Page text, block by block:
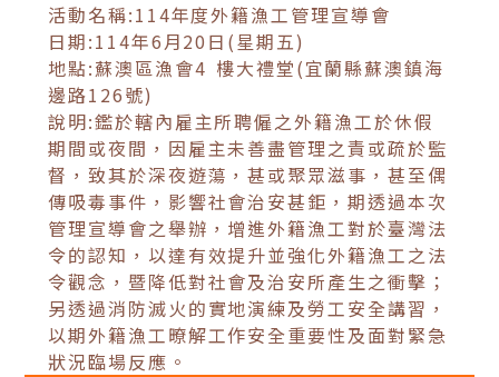
活動名稱:114年度外籍漁工管理宣導會
日期:114年6月20日(星期五)
地點:蘇澳區漁會4 樓大禮堂(宜蘭縣蘇澳鎮海
邊路126號)
說明:鑑於轄內雇主所聘僱之外籍漁工於休假
期間或夜間，因雇主未善盡管理之責或疏於監
督，致其於深夜遊蕩，甚或聚眾滋事，甚至偶
傳吸毒事件，影響社會治安甚鉅，期透過本次
管理宣導會之舉辦，增進外籍漁工對於臺灣法
令的認知，以達有效提升並強化外籍漁工之法
令觀念，暨降低對社會及治安所產生之衝擊；
另透過消防滅火的實地演練及勞工安全講習，
以期外籍漁工暸解工作安全重要性及面對緊急
狀況臨場反應。